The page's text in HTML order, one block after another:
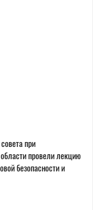
при
провели лекцию
безопасности и